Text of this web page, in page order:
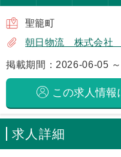
聖籠町
朝日物流 株式会社
掲載期間：2026-06-05
この求人情報
求人詳細